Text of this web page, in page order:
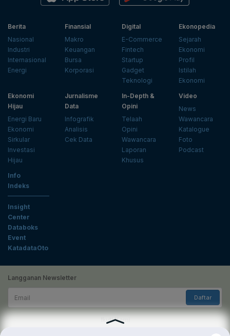
Berita
Nasional
Industri
Internasional
Energi
Finansial
Makro
Keuangan
Bursa
Korporasi
Digital
E-Commerce
Fintech
Startup
Gadget
Teknologi
Ekonopedia
Sejarah
Ekonomi
Profil
Istilah
Ekonomi
Ekonomi
Hijau
Energi Baru
Ekonomi
Sirkular
Investasi
Hijau
Jurnalisme
Data
Infografik
Analisis
Cek Data
In-Depth &
Opini
Telaah
Opini
Wawancara
Laporan
Khusus
Video
News
Wawancara
Katalogue
Foto
Podcast
Info
Indeks
Insight
Center
Databoks
Event
KatadataOto
Langganan Newsletter
Daftar
Ikuti Kami